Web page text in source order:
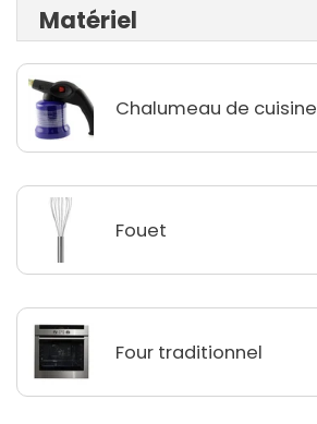
Matériel
Chalumeau de cuisine
Fouet
Four traditionnel